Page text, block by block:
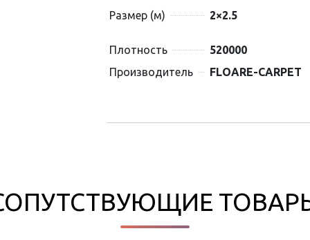
Размер (м) 2×2.5
Плотность
520000
Производитель
FLOARE-CARPET